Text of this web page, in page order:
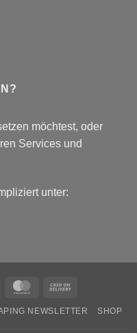
möchtest, oder
Services und
unter:
MasterCard
Delivery
NEWSLETTER
SHOP